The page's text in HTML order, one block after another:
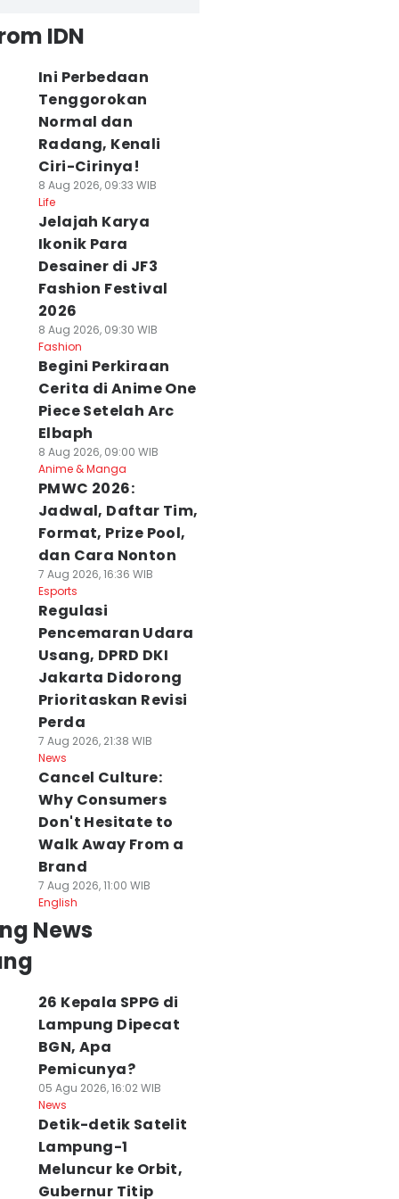
IDN
Ini Perbedaan
Tenggorokan
Normal dan
Radang, Kenali
Ciri-Cirinya!
8 Aug 2026, 09:33 WIB
Life
Jelajah Karya
Ikonik Para
Desainer di JF3
Fashion Festival
2026
8 Aug 2026, 09:30 WIB
Fashion
Begini Perkiraan
Cerita di Anime One
Piece Setelah Arc
Elbaph
8 Aug 2026, 09:00 WIB
Anime & Manga
PMWC 2026:
Jadwal, Daftar Tim,
Format, Prize Pool,
dan Cara Nonton
7 Aug 2026, 16:36 WIB
Esports
Regulasi
Pencemaran Udara
Usang, DPRD DKI
Jakarta Didorong
Prioritaskan Revisi
Perda
7 Aug 2026, 21:38 WIB
News
Cancel Culture:
Why Consumers
Don't Hesitate to
Walk Away From a
Brand
7 Aug 2026, 11:00 WIB
English
News
26 Kepala SPPG di
Lampung Dipecat
BGN, Apa
Pemicunya?
05 Agu 2026, 16:02 WIB
News
Detik-detik Satelit
Lampung-1
Meluncur ke Orbit,
Gubernur Titip